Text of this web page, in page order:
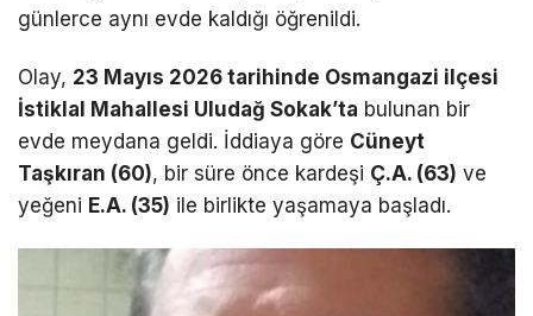
günlerce aynı evde kaldığı öğrenildi.
Olay, 23 Mayıs 2026 tarihinde Osmangazi ilçesi
İstiklal Mahallesi Uludağ Sokak’ta bulunan bir
evde meydana geldi. İddiaya göre Cüneyt
Taşkıran (60), bir süre önce kardeşi Ç.A. (63) ve
yeğeni E.A. (35) ile birlikte yaşamaya başladı.